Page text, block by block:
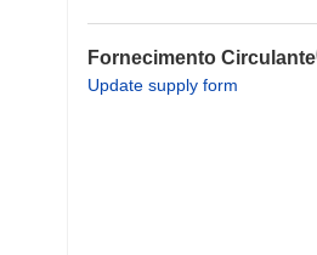
Fornecimento Circulante
Update supply form